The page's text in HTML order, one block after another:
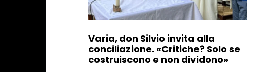
Varia, don Silvio invita alla
conciliazione. «Critiche? Solo se
costruiscono e non dividono»